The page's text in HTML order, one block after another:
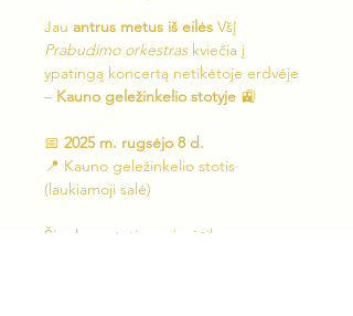
Jau antrus metus iš eilės VšĮ
Prabudimo orkestras kviečia į
ypatingą koncertą netikėtoje erdvėje
– Kauno geležinkelio stotyje 🚉
📅 2025 m. rugsėjo 8 d.
📍 Kauno geležinkelio stotis
(laukiamoji salė)
Šį vakarą stotis pavirs į tikrą